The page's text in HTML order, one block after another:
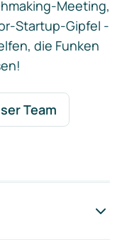
Meeting,
Startup-Gipfel -
die Funken
Team